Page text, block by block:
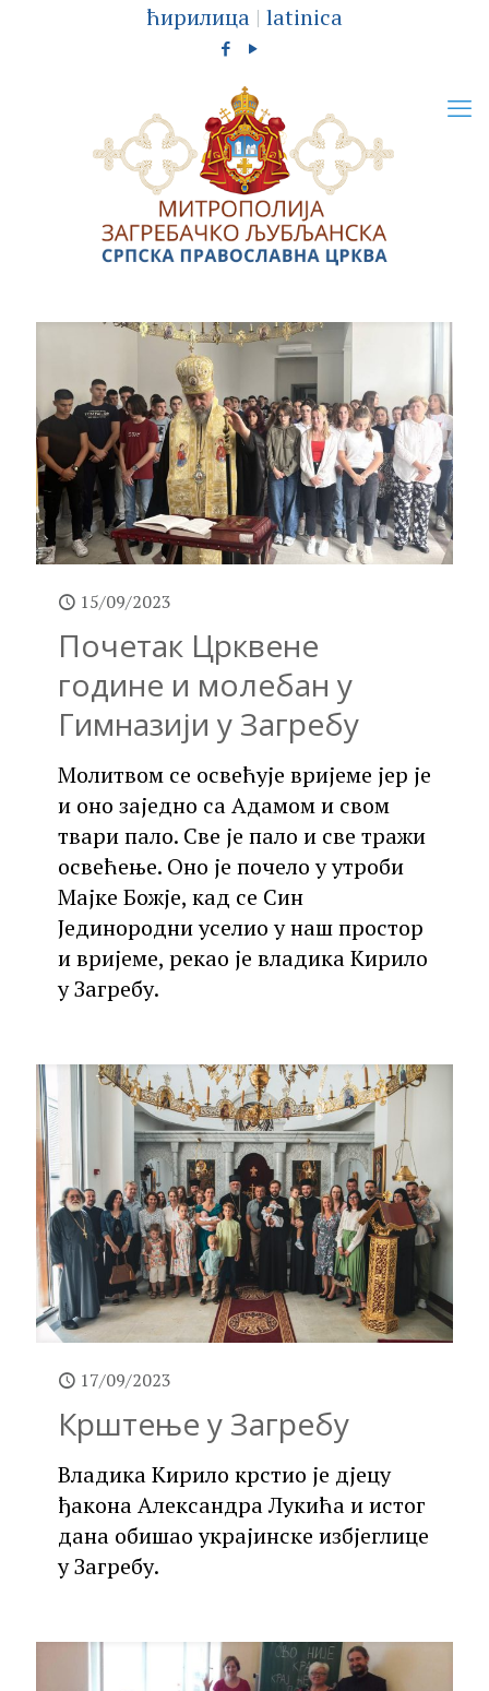
ћирилица | latinica
15/09/2023
Почетак Црквене
године и молебан у
Гимназији у Загребу
Молитвом се освећује вријеме јер је
и оно заједно са Адамом и свом
твари пало. Све је пало и све тражи
освећење. Оно је почело у утроби
Мајке Божје, кад се Син
Јединородни уселио у наш простор
и вријеме, рекао је владика Кирило
у Загребу.
17/09/2023
Крштење у Загребу
Владика Кирило крстио је дјецу
ђакона Александра Лукића и истог
дана обишао украјинске избјеглице
у Загребу.